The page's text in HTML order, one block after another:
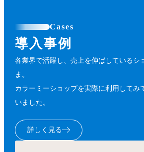
Cases
導入事例
各業界で活躍し、売上を伸ばしているシ
ま。
カラーミーショップを実際に利用してみ
いました。
詳しく見る